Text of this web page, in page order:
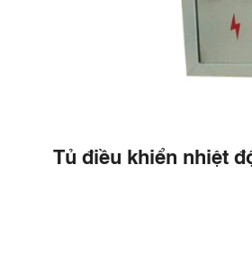
Tủ điều khiển nhiệt